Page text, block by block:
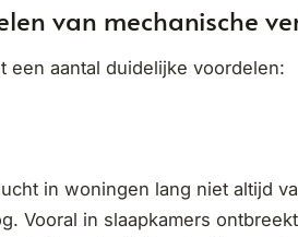
van mechanische
een aantal duidelijke voordelen:
in woningen lang niet altijd
Vooral in slaapkamers